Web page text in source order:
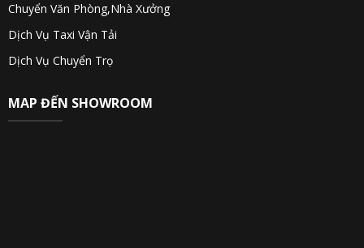
Chuyển Văn Phòng,Nhà Xưởng
Dịch Vụ Taxi Vận Tải
Dịch Vụ Chuyển Trọ
MAP ĐẾN SHOWROOM